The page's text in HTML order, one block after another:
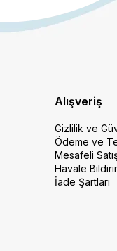
Alışveriş
Gizlilik ve
Ödeme ve
Mesafeli
Havale
İade Şartları